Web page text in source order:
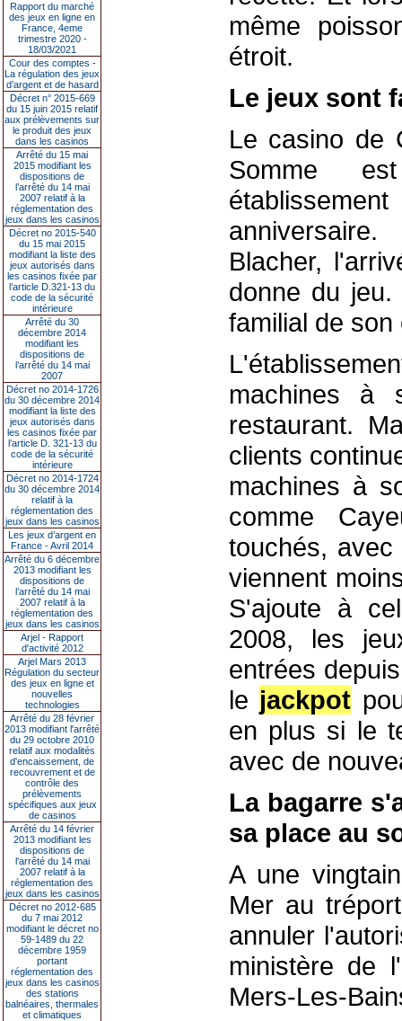
Rapport du marché
des jeux en ligne en
France, 4eme
trimestre 2020 -
18/03/2021
Cour des comptes -
La régulation des jeux
d’argent et de hasard
Décret n° 2015-669
du 15 juin 2015 relatif
aux prélèvements sur
le produit des jeux
dans les casinos
Arrêté du 15 mai
2015 modifiant les
dispositions de
l’arrêté du 14 mai
2007 relatif à la
réglementation des
jeux dans les casinos
Décret no 2015-540
du 15 mai 2015
modifiant la liste des
jeux autorisés dans
les casinos fixée par
l’article D.321-13 du
code de la sécurité
intérieure
Arrêté du 30
décembre 2014
modifiant les
dispositions de
l’arrêté du 14 mai
2007
Décret no 2014-1726
du 30 décembre 2014
modifiant la liste des
jeux autorisés dans
les casinos fixée par
l’article D. 321-13 du
code de la sécurité
intérieure
Décret no 2014-1724
du 30 décembre 2014
relatif à la
réglementation des
jeux dans les casinos
Les jeux d’argent en
France - Avril 2014
Arrêté du 6 décembre
2013 modifiant les
dispositions de
l’arrêté du 14 mai
2007 relatif à la
réglementation des
jeux dans les casinos
Arjel - Rapport
d'activité 2012
Arjel Mars 2013
Régulation du secteur
des jeux en ligne et
nouvelles
technologies
Arrêté du 28 février
2013 modifiant l'arrêté
du 29 octobre 2010
relatif aux modalités
d'encaissement, de
recouvrement et de
contrôle des
prélèvements
spécifiques aux jeux
de casinos
Arrêté du 14 février
2013 modifiant les
dispositions de
l'arrêté du 14 mai
2007 relatif à la
réglementation des
jeux dans les casinos
Décret no 2012-685
du 7 mai 2012
modifiant le décret no
59-1489 du 22
décembre 1959
portant
réglementation des
jeux dans les casinos
des stations
balnéaires, thermales
et climatiques
même
étroit.
Le jeux sont
Le casino de
Somme
Blacher,
donne du
familial de
machines à
restaurant.
clients
machines à
comme
touchés,
viennent
S'ajoute à
2008, les
entrées
le jackpot
en plus si le
avec de
La bagarre
sa place au
A une
Mer au
annuler
ministère de
Mers-Les-